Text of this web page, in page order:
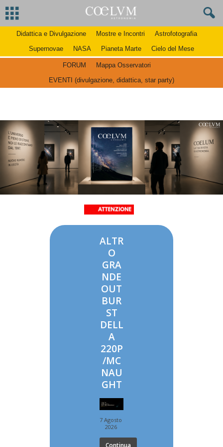
Didattica e Divulgazione Mostre e Incontri
Astrofotografia
Supernovae
NASA Pianeta Marte Cielo del Mese
FORUM
Mappa Osservatori
EVENTI (divulgazione, didattica, star party)
ALTR
O
GRA
NDE
OUT
BUR
ST
DELL
A
220P
/MC
NAU
GHT
7 Agosto
2026
Continua